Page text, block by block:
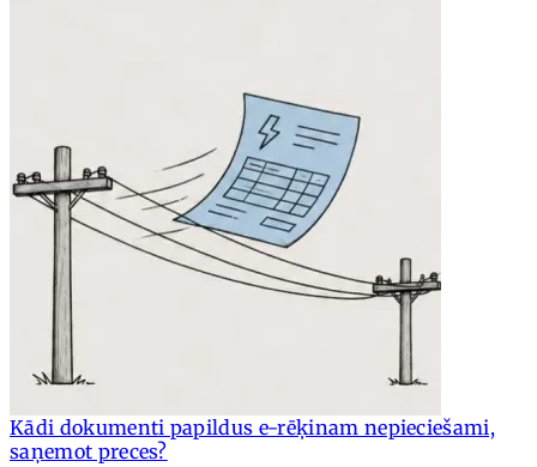
Kādi dokumenti papildus e-rēķinam nepieciešami,
saņemot preces?